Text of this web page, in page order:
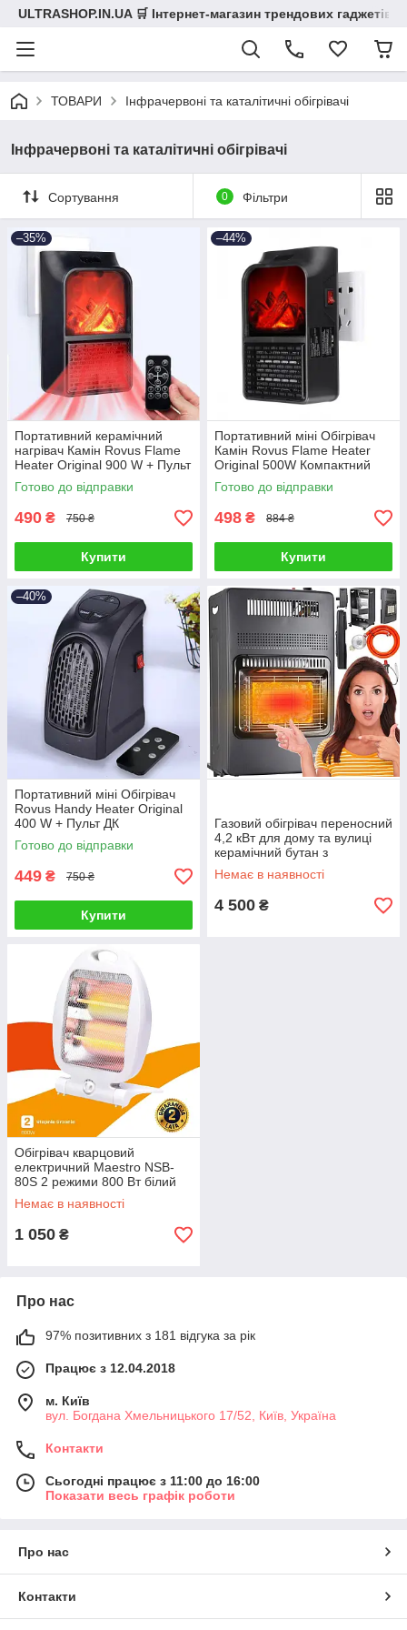
ULTRASHOP.IN.UA 🛒 Інтернет-магазин трендових гаджетів
ТОВАРИ Інфрачервоні та каталітичні обігрівачі
Інфрачервоні та каталітичні обігрівачі
Сортування 0 Фільтри
–35%
Портативний керамічний
нагрівач Камін Rovus Flame
Heater Original 900 W + Пульт
ДК LCD-дисплей Компактний
Готово до відправки
490 ₴ 750 ₴
Купити
–44%
Портативний міні Обігрівач
Камін Rovus Flame Heater
Original 500W Компактний
Керамічний
Готово до відправки
498 ₴ 884 ₴
Купити
–40%
Портативний міні Обігрівач
Rovus Handy Heater Original
400 W + Пульт ДК
Компактний Керамічний
Готово до відправки
449 ₴ 750 ₴
Купити
Газовий обігрівач переносний
4,2 кВт для дому та вулицi
керамічний бутан з
редуктором і шлангом та
колесами до 80 м²
Немає в наявності
4 500 ₴
Обігрівач кварцовий
електричний Maestro NSB-
80S 2 режими 800 Вт білий
Немає в наявності
1 050 ₴
Про нас
97% позитивних з 181 відгука за рік
Працює з 12.04.2018
м. Київ
вул. Богдана Хмельницького 17/52, Київ, Україна
Контакти
Сьогодні працює з 11:00 до 16:00
Показати весь графік роботи
Про нас
Контакти